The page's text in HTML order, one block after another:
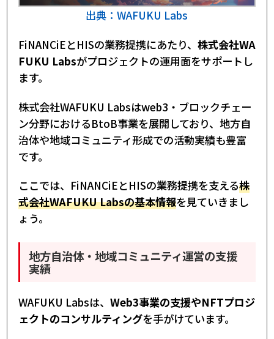
出典：WAFUKU Labs
FiNANCiEとHISの業務提携にあたり、 株式会社WA
FUKU Labsがプロジェクトの運用面をサポートし
ます。
株式会社WAFUKU Labsはweb3・ブロックチェー
ン分野におけるBtoB事業を展開しており、地方自
治体や地域コミュニティ形成での活動実績も豊富
です。
ここでは、FiNANCiEとHISの業務提携を支える株
式会社WAFUKU Labsの基本情報を見ていきまし
ょう。
地方自治体・地域コミュニティ運営の支援
実績
WAFUKU Labsは、 Web3事業の支援やNFTプロジ
ェクトのコンサルティングを手がけています。